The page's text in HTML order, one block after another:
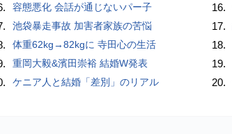
容態悪化 会話が通じないパー子
池袋暴走事故 加害者家族の苦悩
体重62kg→82kgに 寺田心の生活
重岡大毅&濱田崇裕 結婚W発表
ケニア人と結婚「差別」のリアル
16.
17.
18.
19.
20.